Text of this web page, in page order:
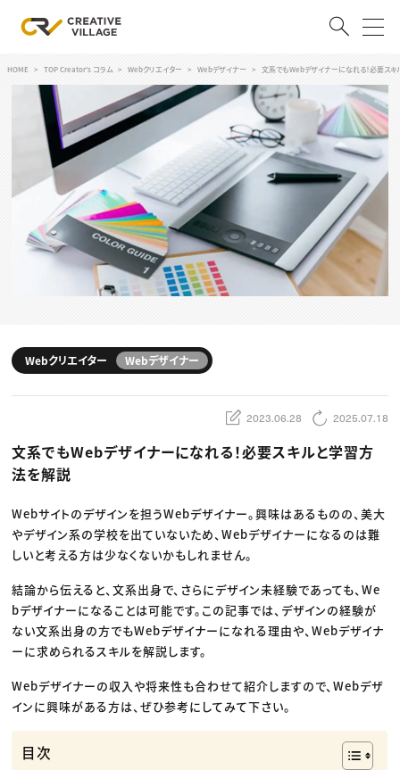
ログイン 会員登録
RECRUIT
クリエイター求人を探す
CREATIVE JOB求人検索
特集求人
採用説明会
転職支援サービス
スキルアップしたい！ トップ
デザイン
動画配信・映像制作
ディレクション
業界解説・キャリア事情
お役立ち基礎知識
TOP Creator’s コラム
ゲームクリエイター
映像クリエイター
マーケッター
C＆R Magazine
ニュース・トレンド
Web
映像
ゲーム・エンタメ
広告
出版
CREATIVE VILLAGEからのお知らせ
プロフェッショナル×つながる×メディア
HOME TOP Creator's コラム Webクリエイター Webデザイナー 文系でもWebデザイナーになれる！必要スキ
Webクリエイター Webデザイナー
2023.06.28 2025.07.18
文系でもWebデザイナーになれる！必要スキルと学習方
法を解説
Webサイトのデザインを担うWebデザイナー。興味はあるものの、美大
やデザイン系の学校を出ていないため、Webデザイナーになるのは難
しいと考える方は少なくないかもしれません。
結論から伝えると、文系出身で、さらにデザイン未経験であっても、We
bデザイナーになることは可能です。この記事では、デザインの経験が
ない文系出身の方でもWebデザイナーになれる理由や、Webデザイナ
ーに求められるスキルを解説します。
Webデザイナーの収入や将来性も合わせて紹介しますので、Webデザ
インに興味がある方は、ぜひ参考にしてみて下さい。
目次